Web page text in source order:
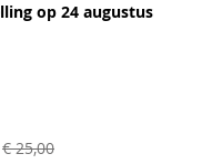
op 24 augustus
€ 25,00